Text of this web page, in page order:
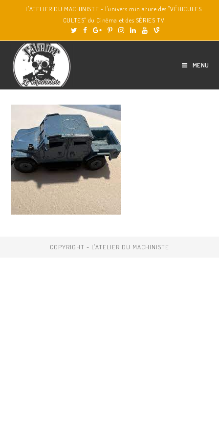
L'ATELIER DU MACHINISTE - l'univers miniature des "VÉHICULES
CULTES" du Cinéma et des SÉRIES TV
MENU
COPYRIGHT - L'ATELIER DU MACHINISTE